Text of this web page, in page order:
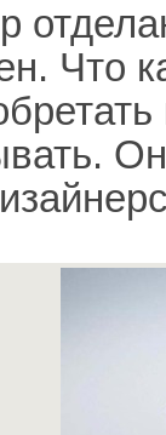
Что